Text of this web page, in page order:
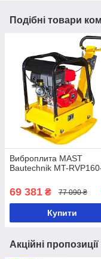
Подібні товари
Виброплита MAST
Bautechnik MT-
69 381 ₴ 77 090 ₴
Купити
Акційні